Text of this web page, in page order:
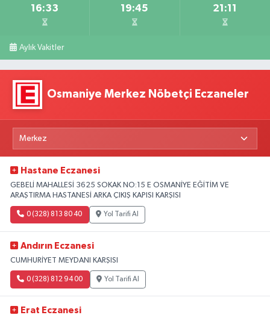
16:33 19:45 21:11
Aylık Vakitler
Osmaniye Merkez Nöbetçi Eczaneler
Hastane Eczanesi
GEBELİ MAHALLESİ 3625 SOKAK NO:15 E OSMANİYE EĞİTİM VE
ARAŞTIRMA HASTANESİ ARKA ÇIKIŞ KAPISI KARŞISI
0 (328) 813 80 40 Yol Tarifi Al
Andırın Eczanesi
CUMHURİYET MEYDANI KARŞISI
0 (328) 812 94 00 Yol Tarifi Al
Erat Eczanesi